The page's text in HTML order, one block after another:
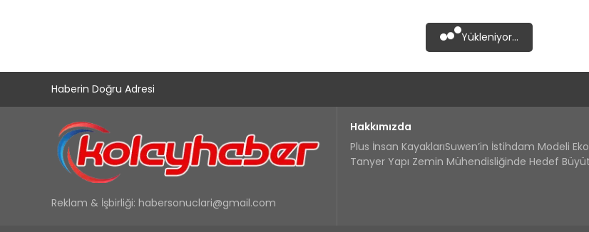
Yükleniyor...
Haberin Doğru Adresi
Reklam & İşbirliği: habersonuclari@gmail.com
Hakkımızda
Plus İnsan KayaklarıSuwen’in İstihdam Modeli
Tanyer Yapı Zemin Mühendisliğinde Hedef